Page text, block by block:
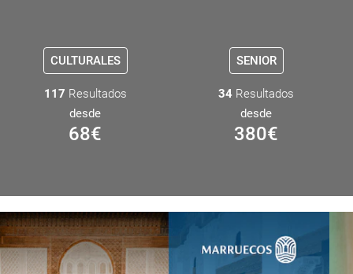
CULTURALES
117 Resultados
desde
68€
SENIOR
34 Resultados
desde
380€